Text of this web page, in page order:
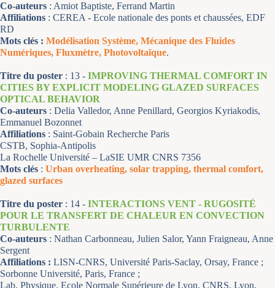
Co-auteurs : Amiot Baptiste, Ferrand Martin
Affiliations : CEREA - Ecole nationale des ponts et chaussées, EDF
RD
Mots clés : Modélisation Système, Mécanique des Fluides
Numériques, Fluxmètre, Photovoltaïque.
Titre du poster : 13 - IMPROVING THERMAL COMFORT IN
CITIES BY EXPLICIT MODELING GLAZED SURFACES
OPTICAL BEHAVIOR
Co-auteurs : Delia Valledor, Anne Penillard, Georgios Kyriakodis,
Emmanuel Bozonnet
Affiliations : Saint-Gobain Recherche Paris
CSTB, Sophia-Antipolis
La Rochelle Université – LaSIE UMR CNRS 7356
Mots clés : Urban overheating, solar trapping, thermal comfort,
glazed surfaces
Titre du poster : 14 - INTERACTIONS VENT - RUGOSITÉ
POUR LE TRANSFERT DE CHALEUR EN CONVECTION
TURBULENTE
Co-auteurs : Nathan Carbonneau, Julien Salor, Yann Fraigneau, Anne
Sergent
Affiliations : LISN-CNRS, Université Paris-Saclay, Orsay, France ;
Sorbonne Université, Paris, France ;
Lab. Physique, Ecole Normale Supérieure de Lyon, CNRS, Lyon,